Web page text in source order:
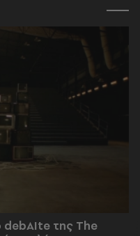
debAIte της The